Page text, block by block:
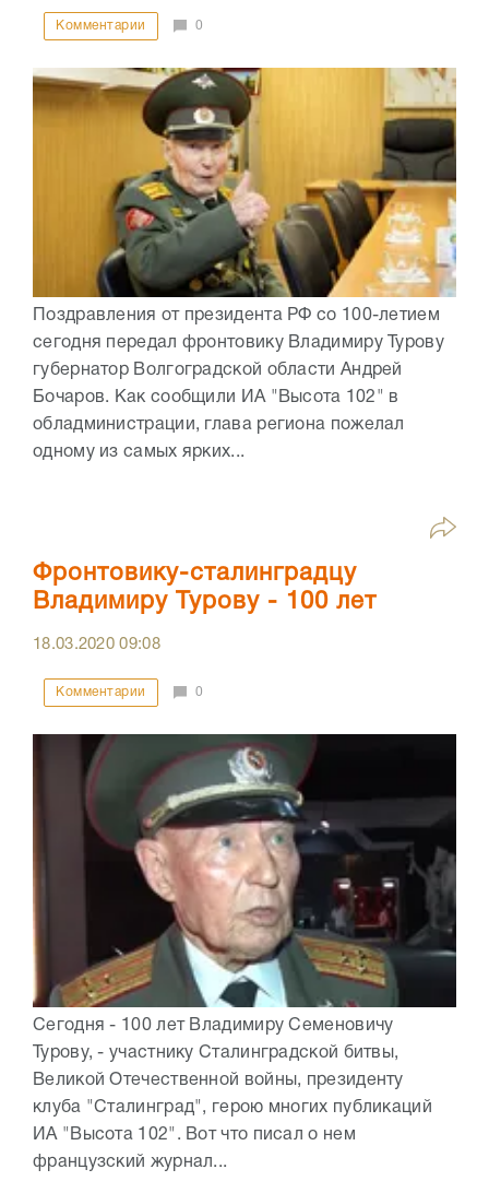
Комментарии 0
Поздравления от президента РФ со 100-летием
сегодня передал фронтовику Владимиру Турову
губернатор Волгоградской области Андрей
Бочаров. Как сообщили ИА "Высота 102" в
обладминистрации, глава региона пожелал
одному из самых ярких...
Фронтовику-сталинградцу
Владимиру Турову - 100 лет
18.03.202009:08
Комментарии 0
Сегодня - 100 лет Владимиру Семеновичу
Турову, - участнику Сталинградской битвы,
Великой Отечественной войны, президенту
клуба "Сталинград", герою многих публикаций
ИА "Высота 102". Вот что писал о нем
французский журнал...